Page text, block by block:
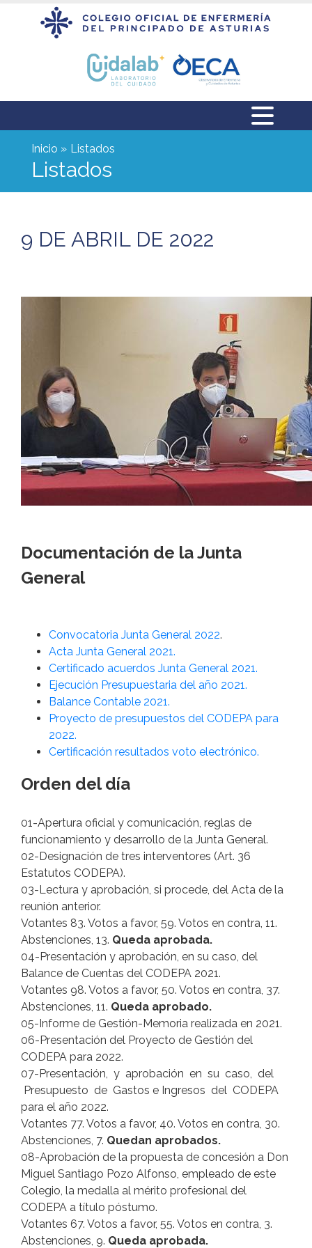
Inicio Listados
Listados
9 DE ABRIL DE 2022
Documentación de la Junta
General
Convocatoria Junta General 2022.
Acta Junta General 2021.
Certificado acuerdos Junta General 2021.
Ejecución Presupuestaria del año 2021.
Balance Contable 2021.
Proyecto de presupuestos del CODEPA para
2022.
Certificación resultados voto electrónico.
Orden del día
01-Apertura oficial y comunicación, reglas de
funcionamiento y desarrollo de la Junta General.
02-Designación de tres interventores (Art. 36
Estatutos CODEPA).
03-Lectura y aprobación, si procede, del Acta de la
reunión anterior.
Votantes 83. Votos a favor, 59. Votos en contra, 11.
Abstenciones, 13. Queda aprobada.
04-Presentación y aprobación, en su caso, del
Balance de Cuentas del CODEPA 2021.
Votantes 98. Votos a favor, 50. Votos en contra, 37.
Abstenciones, 11. Queda aprobado.
05-Informe de Gestión-Memoria realizada en 2021.
06-Presentación del Proyecto de Gestión del
CODEPA para 2022.
07-Presentación, y aprobación en su caso, del
Presupuesto de Gastos e Ingresos del CODEPA
para el año 2022.
Votantes 77. Votos a favor, 40. Votos en contra, 30.
Abstenciones, 7. Quedan aprobados.
08-Aprobación de la propuesta de concesión a Don
Miguel Santiago Pozo Alfonso, empleado de este
Colegio, la medalla al mérito profesional del
CODEPA a título póstumo.
Votantes 67. Votos a favor, 55. Votos en contra, 3.
Abstenciones, 9. Queda aprobada.